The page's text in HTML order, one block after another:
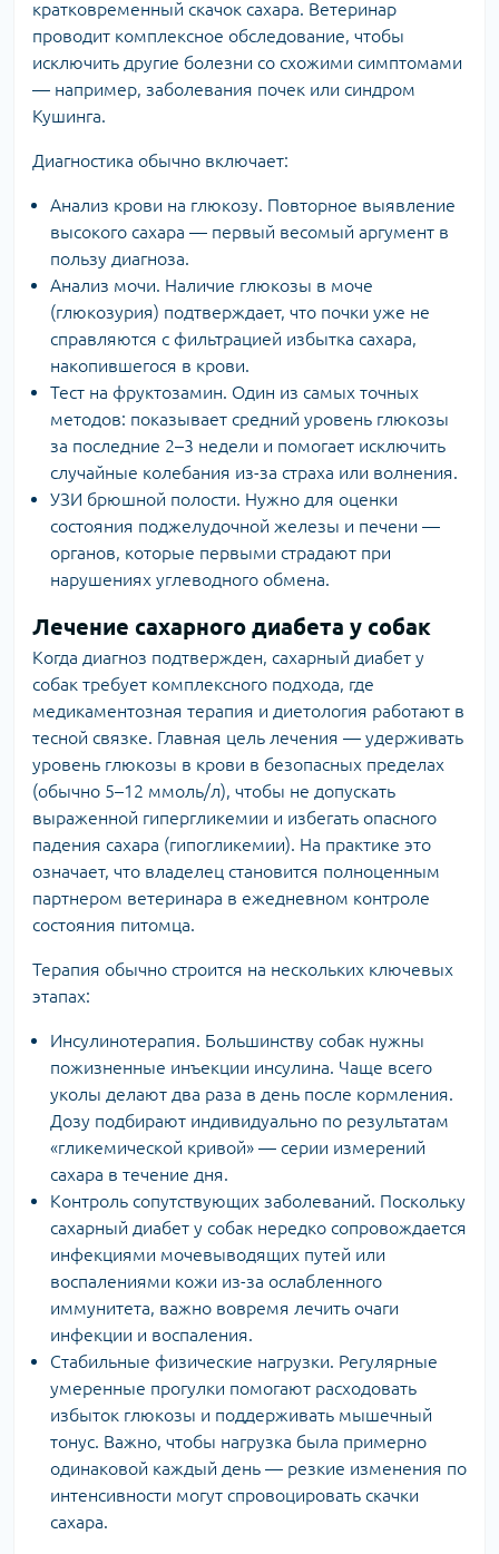
кратковременный скачок сахара. Ветеринар
проводит комплексное обследование, чтобы
исключить другие болезни со схожими симптомами
— например, заболевания почек или синдром
Кушинга.
Диагностика обычно включает:
Анализ крови на глюкозу. Повторное выявление
высокого сахара — первый весомый аргумент в
пользу диагноза.
Анализ мочи. Наличие глюкозы в моче
(глюкозурия) подтверждает, что почки уже не
справляются с фильтрацией избытка сахара,
накопившегося в крови.
Тест на фруктозамин. Один из самых точных
методов: показывает средний уровень глюкозы
за последние 2–3 недели и помогает исключить
случайные колебания из-за страха или волнения.
УЗИ брюшной полости. Нужно для оценки
состояния поджелудочной железы и печени —
органов, которые первыми страдают при
нарушениях углеводного обмена.
Лечение сахарного диабета у собак
Когда диагноз подтвержден, сахарный диабет у
собак требует комплексного подхода, где
медикаментозная терапия и диетология работают в
тесной связке. Главная цель лечения — удерживать
уровень глюкозы в крови в безопасных пределах
(обычно 5–12 ммоль/л), чтобы не допускать
выраженной гипергликемии и избегать опасного
падения сахара (гипогликемии). На практике это
означает, что владелец становится полноценным
партнером ветеринара в ежедневном контроле
состояния питомца.
Терапия обычно строится на нескольких ключевых
этапах:
Инсулинотерапия. Большинству собак нужны
пожизненные инъекции инсулина. Чаще всего
уколы делают два раза в день после кормления.
Дозу подбирают индивидуально по результатам
«гликемической кривой» — серии измерений
сахара в течение дня.
Контроль сопутствующих заболеваний. Поскольку
сахарный диабет у собак нередко сопровождается
инфекциями мочевыводящих путей или
воспалениями кожи из-за ослабленного
иммунитета, важно вовремя лечить очаги
инфекции и воспаления.
Стабильные физические нагрузки. Регулярные
умеренные прогулки помогают расходовать
избыток глюкозы и поддерживать мышечный
тонус. Важно, чтобы нагрузка была примерно
одинаковой каждый день — резкие изменения по
интенсивности могут спровоцировать скачки
сахара.